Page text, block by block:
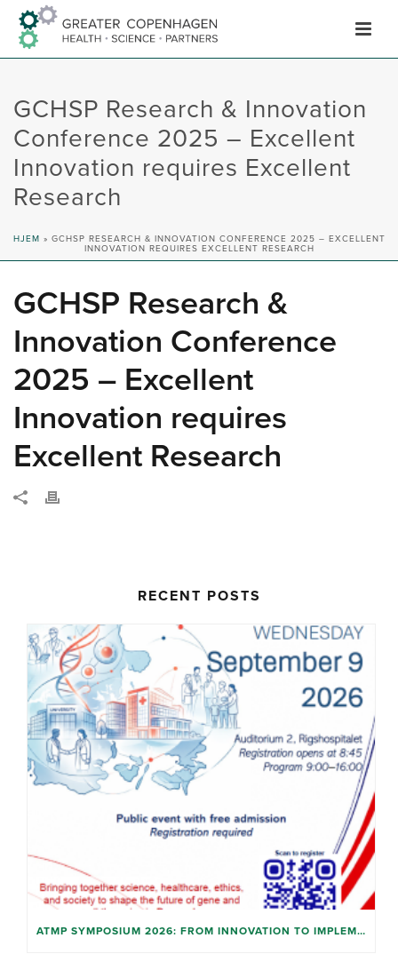
Hop
til
indhold
GCHSP Research & Innovation
Conference 2025 – Excellent
Innovation requires Excellent
Research
HJEM » GCHSP RESEARCH & INNOVATION CONFERENCE 2025 – EXCELLENT
INNOVATION REQUIRES EXCELLENT RESEARCH
GCHSP Research &
Innovation Conference
2025 – Excellent
Innovation requires
Excellent Research
RECENT POSTS
ATMP SYMPOSIUM 2026: FROM INNOVATION TO IMPLEMENTATION